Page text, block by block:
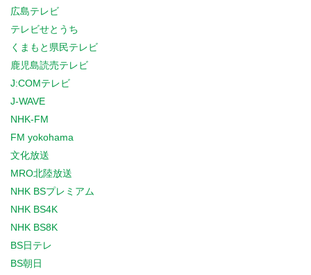
広島テレビ
テレビせとうち
くまもと県民テレビ
鹿児島読売テレビ
J:COMテレビ
J-WAVE
NHK-FM
FM yokohama
文化放送
MRO北陸放送
NHK BSプレミアム
NHK BS4K
NHK BS8K
BS日テレ
BS朝日